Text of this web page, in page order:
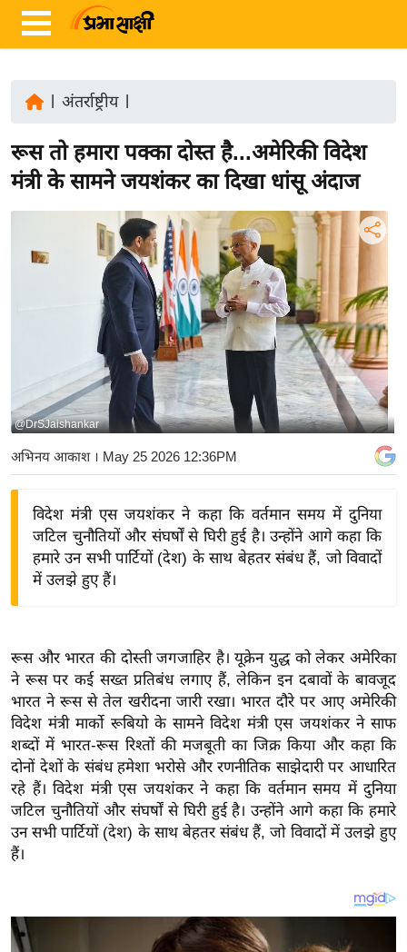
ज़ा
ख
रा
ष्ट्री
य
बि
ज़
द्यो
ग
त
वि
शे
ष
ज्ञ
रा
य
ब
खे
ल
अंतर्राष्ट्रीय|
रूस तो हमारा पक्का दोस्त है...अमेरिकी विदेश
मंत्री के सामने जयशंकर का दिखा धांसू अंदाज
@DrSJaishankar
अभिनय आकाश। May 25 2026 12:36PM
विदेश मंत्री एस जयशंकर ने कहा कि वर्तमान समय में दुनिया
जटिल चुनौतियों और संघर्षों से घिरी हुई है। उन्होंने आगे कहा कि
हमारे उन सभी पार्टियों (देश) के साथ बेहतर संबंध हैं, जो विवादों
में उलझे हुए हैं।
रूस और भारत की दोस्ती जगजाहिर है। यूक्रेन युद्ध को लेकर अमेरिका
ने रूस पर कई सख्त प्रतिबंध लगाए हैं, लेकिन इन दबावों के बावजूद
भारत ने रूस से तेल खरीदना जारी रखा। भारत दौरे पर आए अमेरिकी
विदेश मंत्री मार्को रूबियो के सामने विदेश मंत्री एस जयशंकर ने साफ
शब्दों में भारत-रूस रिश्तों की मजबूती का जिक्र किया और कहा कि
दोनों देशों के संबंध हमेशा भरोसे और रणनीतिक साझेदारी पर आधारित
रहे हैं। विदेश मंत्री एस जयशंकर ने कहा कि वर्तमान समय में दुनिया
जटिल चुनौतियों और संघर्षों से घिरी हुई है। उन्होंने आगे कहा कि हमारे
उन सभी पार्टियों (देश) के साथ बेहतर संबंध हैं, जो विवादों में उलझे हुए
हैं।